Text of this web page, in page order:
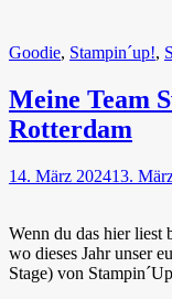
Goodie, Stampin´up!,
Meine Team
Rotterdam
14. März 202413.
Wenn du das hier liest
wo dieses Jahr unser
Stage) von